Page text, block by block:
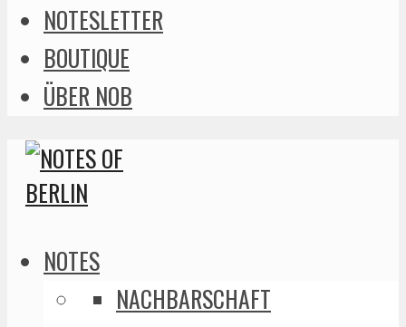
NOTESLETTER
BOUTIQUE
ÜBER NOB
NOTES
NACHBARSCHAFT